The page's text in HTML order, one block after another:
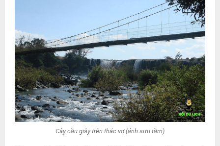
Cây cầu giây trên thác vợ (ảnh sưu tầm)